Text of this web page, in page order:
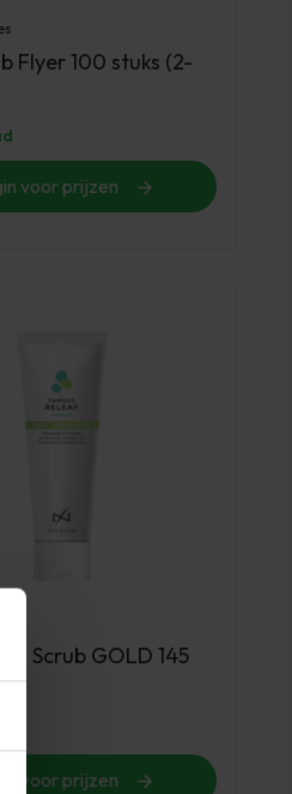
Flyer 100 stuks (2-
voor prijzen
Scrub GOLD 145
voor prijzen